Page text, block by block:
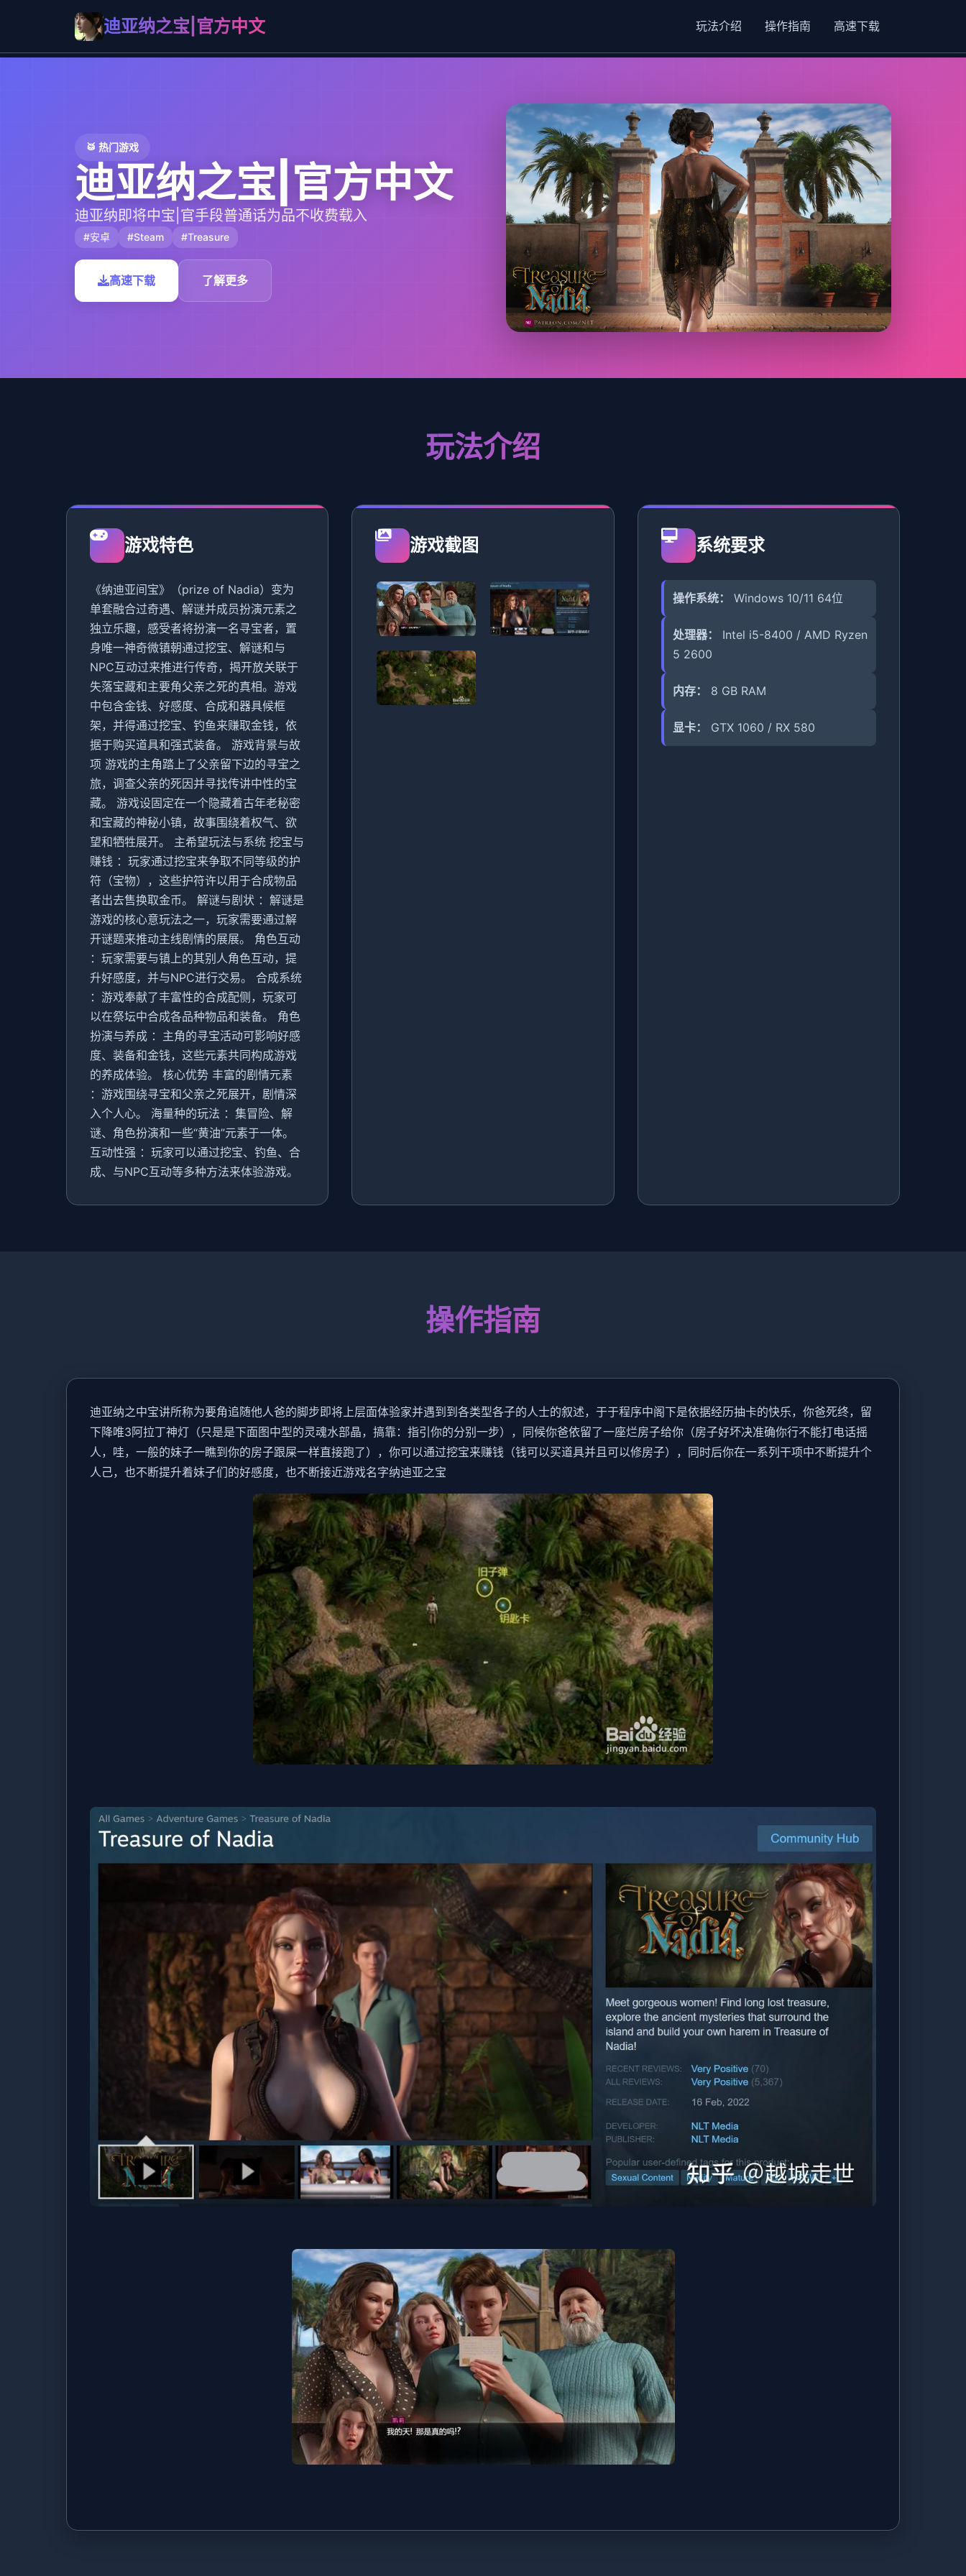
迪亚纳之宝|官方中文 玩法介绍 操作指南 高速下载
🥁 热门游戏
迪亚纳之宝|官方中文
迪亚纳即将中宝|官手段普通话为品不收费载入
#安卓 #Steam #Treasure
高速下载 了解更多
玩法介绍
游戏特色
《纳迪亚间宝》（prize of Nadia）变为
单套融合过奇遇、解谜并成员扮演元素之
独立乐趣，感受者将扮演一名寻宝者，置
身唯一神奇微镇朝通过挖宝、解谜和与
NPC互动过来推进行传奇，揭开放关联于
失落宝藏和主要角父亲之死的真相。游戏
中包含金钱、好感度、合成和器具候框
架，并得通过挖宝、钓鱼来赚取金钱，依
据于购买道具和强式装备。 游戏背景与故
项 游戏的主角踏上了父亲留下边的寻宝之
旅，调查父亲的死因并寻找传讲中性的宝
藏。 游戏设固定在一个隐藏着古年老秘密
和宝藏的神秘小镇，故事围绕着权气、欲
望和牺牲展开。 主希望玩法与系统 挖宝与
赚钱 ：玩家通过挖宝来争取不同等级的护
符（宝物），这些护符许以用于合成物品
者出去售换取金币。 解谜与剧状 ：解谜是
游戏的核心意玩法之一，玩家需要通过解
开谜题来推动主线剧情的展展。 角色互动
：玩家需要与镇上的其别人角色互动，提
升好感度，并与NPC进行交易。 合成系统
：游戏奉献了丰富性的合成配侧，玩家可
以在祭坛中合成各品种物品和装备。 角色
扮演与养成 ：主角的寻宝活动可影响好感
度、装备和金钱，这些元素共同构成游戏
的养成体验。 核心优势 丰富的剧情元素
：游戏围绕寻宝和父亲之死展开，剧情深
入个人心。 海量种的玩法 ：集冒险、解
谜、角色扮演和一些“黄油”元素于一体。
互动性强 ：玩家可以通过挖宝、钓鱼、合
成、与NPC互动等多种方法来体验游戏。
游戏截图 系统要求
操作系统： Windows 10/11 64位
处理器：
Intel i5-8400 / AMD Ryzen
5 2600
内存： 8 GB RAM
显卡： GTX 1060 / RX 580
操作指南
迪亚纳之中宝讲所称为要角追随他人爸的脚步即将上层面体验家并遇到到各类型各子的人士的叙述，于于程序中阁下是依据经历抽卡的快乐，你爸死终，留
下降唯3阿拉丁神灯（只是是下面图中型的灵魂水部晶，搞靠：指引你的分别一步），同候你爸依留了一座烂房子给你（房子好坏决准确你行不能打电话摇
人，哇，一般的妹子一瞧到你的房子跟屎一样直接跑了），你可以通过挖宝来赚钱（钱可以买道具并且可以修房子），同时后你在一系列干项中不断提升个
人己，也不断提升着妹子们的好感度，也不断接近游戏名字纳迪亚之宝